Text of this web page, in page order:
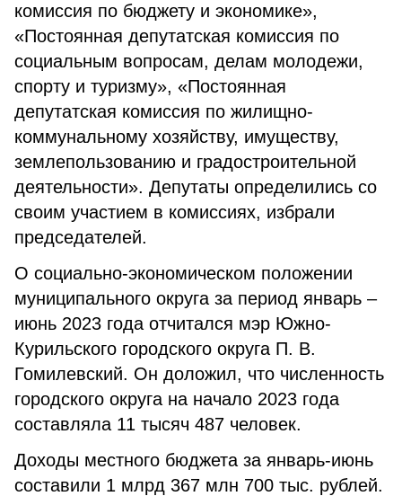
комиссия по бюджету и экономике»,
«Постоянная депутатская комиссия по
социальным вопросам, делам молодежи,
спорту и туризму», «Постоянная
депутатская комиссия по жилищно-
коммунальному хозяйству, имуществу,
землепользованию и градостроительной
деятельности». Депутаты определились со
своим участием в комиссиях, избрали
председателей.
О социально-экономическом положении
муниципального округа за период январь –
июнь 2023 года отчитался мэр Южно-
Курильского городского округа П. В.
Гомилевский. Он доложил, что численность
городского округа на начало 2023 года
составляла 11 тысяч 487 человек.
Доходы местного бюджета за январь-июнь
составили 1 млрд 367 млн 700 тыс. рублей.